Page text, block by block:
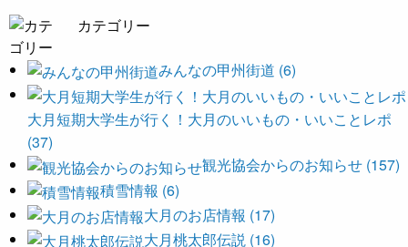
カテゴリー
みんなの甲州街道 (6)
大月短期大学生が行く！大月のいいもの・いいことレポ
(37)
観光協会からのお知らせ (157)
積雪情報 (6)
大月のお店情報 (17)
大月桃太郎伝説 (16)